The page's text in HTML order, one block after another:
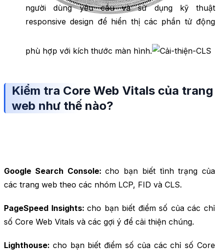
người dùng yêu cầu và sử dụng kỹ thuật
responsive design để hiển thị các phần tử động
phù hợp với kích thước màn hình.
Kiểm tra Core Web Vitals của trang
web như thế nào?
Google Search Console:cho bạn biết tình trạng của
các trang web theo các nhóm LCP, FID và CLS.
PageSpeed Insights:cho bạn biết điểm số của các chỉ
số Core Web Vitals và các gợi ý để cải thiện chúng.
Lighthouse: cho bạn biết điểm số của các chỉ số Core